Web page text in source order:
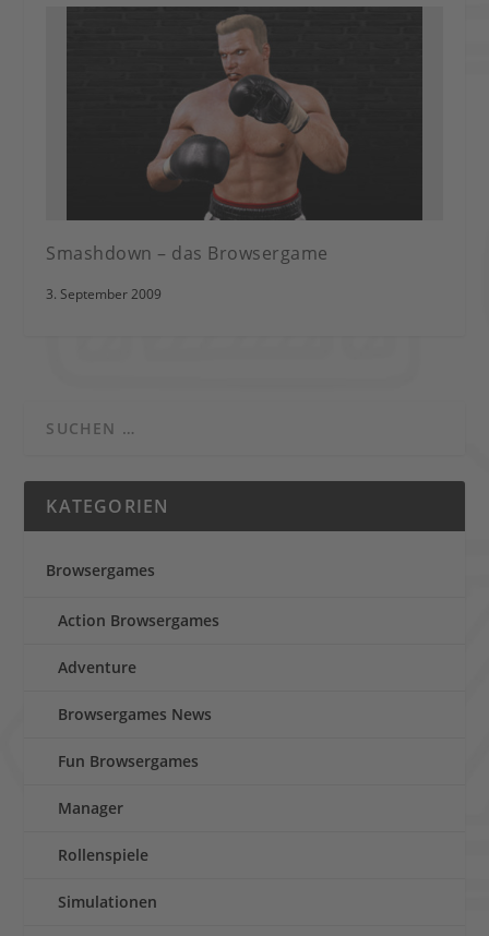
Smashdown – das Browsergame
3. September 2009
KATEGORIEN
Browsergames
Action Browsergames
Adventure
Browsergames News
Fun Browsergames
Manager
Rollenspiele
Simulationen